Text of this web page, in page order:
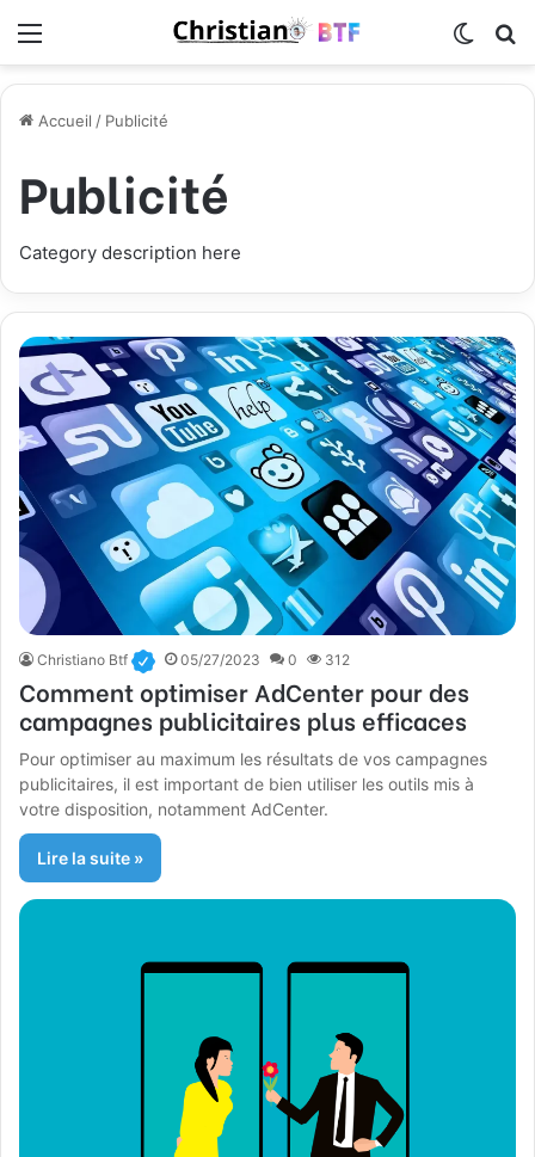
Accueil / Publicité
Publicité
Category description here
Christiano Btf 05/27/2023 0 312
Comment optimiser AdCenter pour des
campagnes publicitaires plus efficaces
Pour optimiser au maximum les résultats de vos campagnes
publicitaires, il est important de bien utiliser les outils mis à
votre disposition, notamment AdCenter.
Lire la suite »